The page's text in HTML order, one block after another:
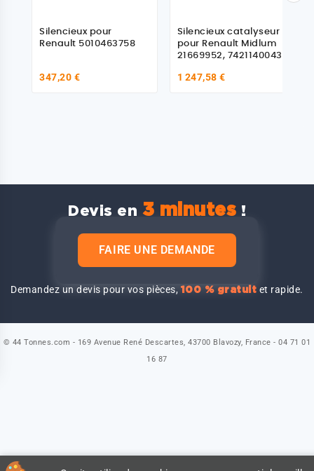
Silencieux pour
Renault 5010463758
347,20 €
Silencieux catalyseur
pour Renault Midlum
21669952, 7421140043,
1 247,58 €
Devis en 3 minutes !
FAIRE UNE DEMANDE
Demandez un devis pour vos pièces,100 % gratuit et rapide.
© 44 Tonnes.com - 169 Avenue René Descartes, 43700 Blavozy, France - 04 71 01
16 87